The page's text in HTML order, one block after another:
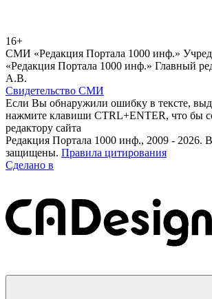
16+
СМИ «Редакция Портала 1000 инф.»
«Редакция Портала 1000 инф.» Главный
А.В.
Свидетельство СМИ
Если Вы обнаружили ошибку в тексте,
нажмите клавиши CTRL+ENTER, что бы
редактору сайта
Редакция Портала 1000 инф., 2009 - 2026.
защищены. Правила цитирования
Сделано в